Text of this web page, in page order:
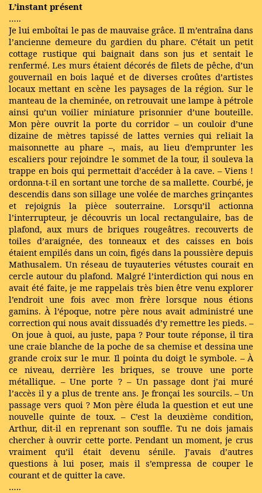
L’instant présent
…..
Je lui emboîtai le pas de mauvaise grâce. Il m’entraîna dans
l’ancienne demeure du gardien du phare. C’était un petit
cottage rustique qui baignait dans son jus et sentait le
renfermé. Les murs étaient décorés de filets de pêche, d’un
gouvernail en bois laqué et de diverses croûtes d’artistes
locaux mettant en scène les paysages de la région. Sur le
manteau de la cheminée, on retrouvait une lampe à pétrole
ainsi qu’un voilier miniature prisonnier d’une bouteille.
Mon père ouvrit la porte du corridor – un couloir d’une
dizaine de mètres tapissé de lattes vernies qui reliait la
maisonnette au phare –, mais, au lieu d’emprunter les
escaliers pour rejoindre le sommet de la tour, il souleva la
trappe en bois qui permettait d’accéder à la cave. – Viens !
ordonna-t-il en sortant une torche de sa mallette. Courbé, je
descendis dans son sillage une volée de marches grinçantes
et rejoignis la pièce souterraine. Lorsqu’il actionna
l’interrupteur, je découvris un local rectangulaire, bas de
plafond, aux murs de briques rougeâtres. recouverts de
toiles d’araignée, des tonneaux et des caisses en bois
étaient empilés dans un coin, figés dans la poussière depuis
Mathusalem. Un réseau de tuyauteries vétustes courait en
cercle autour du plafond. Malgré l’interdiction qui nous en
avait été faite, je me rappelais très bien être venu explorer
l’endroit une fois avec mon frère lorsque nous étions
gamins. À l’époque, notre père nous avait administré une
correction qui nous avait dissuadés d’y remettre les pieds. –
On joue à quoi, au juste, papa ? Pour toute réponse, il tira
une craie blanche de la poche de sa chemise et dessina une
grande croix sur le mur. Il pointa du doigt le symbole. – À
ce niveau, derrière les briques, se trouve une porte
métallique. – Une porte ? – Un passage dont j’ai muré
l’accès il y a plus de trente ans. Je fronçai les sourcils. – Un
passage vers quoi ? Mon père éluda la question et eut une
nouvelle quinte de toux. – C’est la deuxième condition,
Arthur, dit-il en reprenant son souffle. Tu ne dois jamais
chercher à ouvrir cette porte. Pendant un moment, je crus
vraiment qu’il était devenu sénile. J’avais d’autres
questions à lui poser, mais il s’empressa de couper le
courant et de quitter la cave.
…..